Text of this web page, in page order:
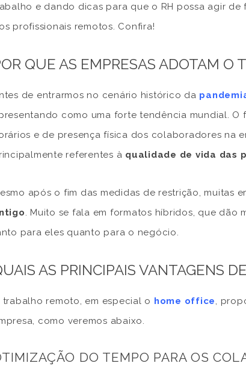
e dando dicas para que o RH possa agir
profissionais remotos. Confira!
QUE AS EMPRESAS ADOTAM O
de entrarmos no cenário histórico da
como uma forte tendência mundial.
e de presença física dos colaboradores na
referentes à qualidade de vida das
após o fim das medidas de restrição, muitas
. Muito se fala em formatos híbridos, que dão
para eles quanto para o negócio.
AS PRINCIPAIS VANTAGENS
trabalho remoto, em especial o home office,
como veremos abaixo.
DO TEMPO PARA OS